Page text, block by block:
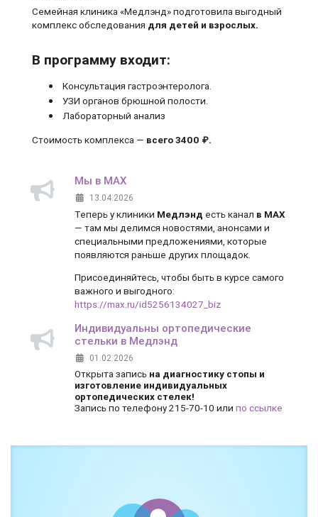
Семейная клиника «Медлэнд» подготовила выгодный
комплекс обследования для детей и взрослых.
В программу входит:
Консультация гастроэнтеролога.
УЗИ органов брюшной полости.
Лабораторный анализ
Стоимость комплекса — всего 3400 ₽.
Мы в MAX
13.04.2026
Теперь у клиники Медлэнд есть канал в MAX
— там мы делимся новостями, анонсами и
специальными предложениями, которые
появляются раньше других площадок.
Присоединяйтесь, чтобы быть в курсе самого
важного и выгодного:
https://max.ru/id5256134027_biz
Индивидуальны ортопедические
стельки в Медлэнд
01.02.2026
Открыта запись на диагностику стопы и
изготовление индивидуальных
ортопедических стелек!
Запись по телефону 215-70-10 или по ссылке